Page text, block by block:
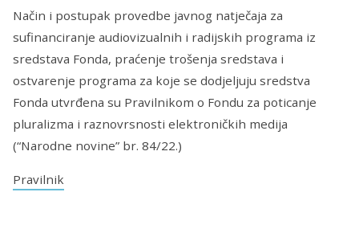
Način i postupak provedbe javnog natječaja za
sufinanciranje audiovizualnih i radijskih programa iz
sredstava Fonda, praćenje trošenja sredstava i
ostvarenje programa za koje se dodjeljuju sredstva
Fonda utvrđena su Pravilnikom o Fondu za poticanje
pluralizma i raznovrsnosti elektroničkih medija
(“Narodne novine” br. 84/22.)
Pravilnik